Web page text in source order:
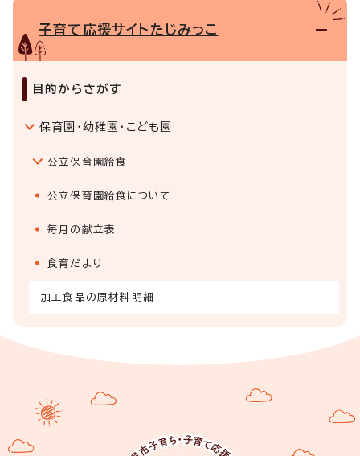
子育て応援サイトたじみっこ
目的からさがす
保育園・幼稚園・こども園
公立保育園給食
公立保育園給食について
毎月の献立表
食育だより
加工食品の原材料明細